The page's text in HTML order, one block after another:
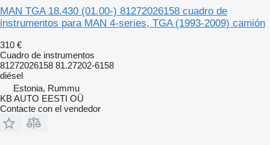
MAN TGA 18.430 (01.00-) 81272026158 cuadro de
instrumentos para MAN 4-series, TGA (1993-2009) camión
310 €
Cuadro de instrumentos
81272026158 81.27202-6158
diésel
Estonia, Rummu
KB AUTO EESTI OÜ
Contacte con el vendedor